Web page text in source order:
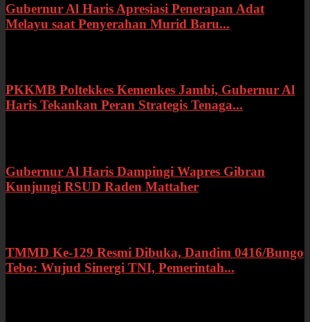
Gubernur Al Haris Apresiasi Penerapan Adat
Melayu saat Penyerahan Murid Baru...
PKKMB Poltekkes Kemenkes Jambi, Gubernur Al
Haris Tekankan Peran Strategis Tenaga...
Gubernur Al Haris Dampingi Wapres Gibran
Kunjungi RSUD Raden Mattaher
TMMD Ke-129 Resmi Dibuka, Dandim 0416/Bungo
Tebo: Wujud Sinergi TNI, Pemerintah...